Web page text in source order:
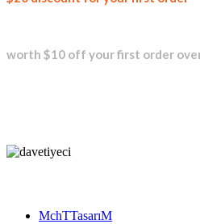
worth $10 off your first order
MchTTasarıM